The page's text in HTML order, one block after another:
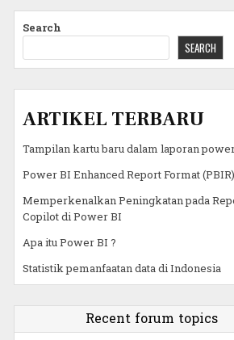
Search
SEARCH
ARTIKEL TERBARU
Tampilan kartu baru dalam laporan
Power BI Enhanced Report Format (PBIR)
Memperkenalkan Peningkatan pada
Copilot di Power BI
Apa itu Power BI ?
Statistik pemanfaatan data di Indonesia
Recent forum topics